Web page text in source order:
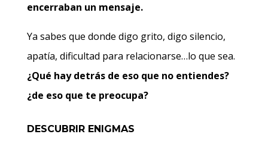
encerraban un mensaje.
Ya sabes que donde digo grito, digo silencio,
apatía, dificultad para relacionarse…lo que sea.
¿Qué hay detrás de eso que no entiendes?
¿de eso que te preocupa?
DESCUBRIR ENIGMAS